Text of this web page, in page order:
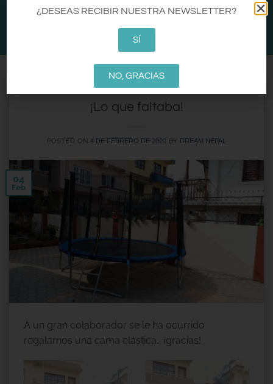
¡Lo que faltaba!
POSTED ON 4 DE FEBRERO DE 2020 BY DREAM NEPAL
04
Feb
A un gran colaborador se le ha ocurrido
regalarnos una cama elástica… ¡gracias!
¿DESEAS RECIBIR NUESTRA NEWSLETTER?
SÍ
NO, GRACIAS